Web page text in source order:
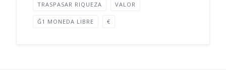
TRASPASAR RIQUEZA VALOR
Ğ1 MONEDA LIBRE €